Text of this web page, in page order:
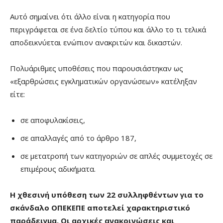
Αυτό σημαίνει ότι άλλο είναι η κατηγορία που
περιγράφεται σε ένα δελτίο τύπου και άλλο το τι τελικά
αποδεικνύεται ενώπιον ανακριτών και δικαστών.
Πολυάριθμες υποθέσεις που παρουσιάστηκαν ως
«εξαρθρώσεις εγκληματικών οργανώσεων» κατέληξαν
είτε:
σε αποφυλακίσεις,
σε απαλλαγές από το άρθρο 187,
σε μετατροπή των κατηγοριών σε απλές συμμετοχές σε
επιμέρους αδικήματα.
Η χθεσινή υπόθεση των 22 συλληφθέντων για το
σκάνδαλο ΟΠΕΚΕΠΕ αποτελεί χαρακτηριστικό
παράδειγμα. Οι αρχικές ανακοινώσεις και